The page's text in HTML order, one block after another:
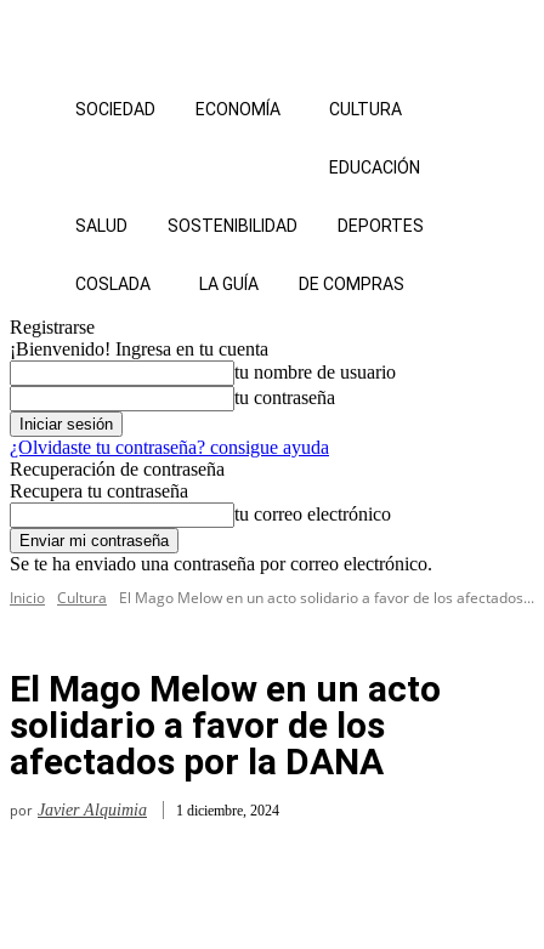
SOCIEDAD ECONOMÍA CULTURA
EDUCACIÓN
SALUD SOSTENIBILIDAD DEPORTES
COSLADA LA GUÍA DE COMPRAS
Registrarse
¡Bienvenido! Ingresa en tu cuenta
tu nombre de usuario
tu contraseña
¿Olvidaste tu contraseña? consigue ayuda
Recuperación de contraseña
Recupera tu contraseña
tu correo electrónico
Se te ha enviado una contraseña por correo electrónico.
Inicio Cultura El Mago Melow en un acto solidario a favor de los afectados...
El Mago Melow en un acto
solidario a favor de los
afectados por la DANA
por Javier Alquimia 1 diciembre, 2024